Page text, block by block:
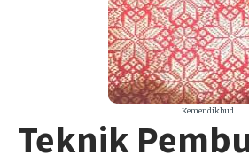
Kemendikbud
Teknik